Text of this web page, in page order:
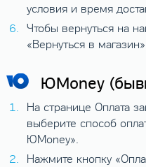
условия и время
Чтобы вернуться на
«Вернуться в
ЮMoney
На странице Оплата
выберите способ
ЮMoney».
Нажмите кнопку